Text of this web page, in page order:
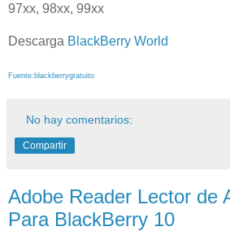
97xx, 98xx, 99xx
Descarga BlackBerry World
Fuente:blackberrygratuito
No hay comentarios:
Compartir
Adobe Reader Lector de
Para BlackBerry 10